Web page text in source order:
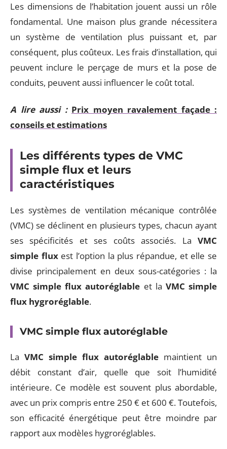
Les dimensions de l’habitation jouent aussi un rôle
fondamental. Une maison plus grande nécessitera
un système de ventilation plus puissant et, par
conséquent, plus coûteux. Les frais d’installation, qui
peuvent inclure le perçage de murs et la pose de
conduits, peuvent aussi influencer le coût total.
A lire aussi : Prix moyen ravalement façade :
conseils et estimations
Les différents types de VMC
simple flux et leurs
caractéristiques
Les systèmes de ventilation mécanique contrôlée
(VMC) se déclinent en plusieurs types, chacun ayant
ses spécificités et ses coûts associés. La VMC
simple fluxest l’option la plus répandue, et elle se
divise principalement en deux sous-catégories : la
VMC simple flux autoréglable et la VMC simple
flux hygroréglable.
VMC simple flux autoréglable
La VMC simple flux autoréglable maintient un
débit constant d’air, quelle que soit l’humidité
intérieure. Ce modèle est souvent plus abordable,
avec un prix compris entre 250 € et 600 €. Toutefois,
son efficacité énergétique peut être moindre par
rapport aux modèles hygroréglables.